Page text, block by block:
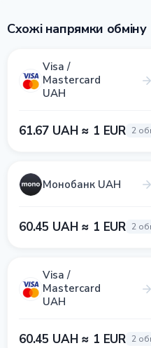
Схожі напрямки обміну
Visa /
Mastercard
UAH
61.67 UAH ≈ 1 EUR 2
Монобанк UAH
60.45 UAH ≈ 1 EUR 2
Visa /
Mastercard
UAH
60.45 UAH ≈ 1 EUR 2